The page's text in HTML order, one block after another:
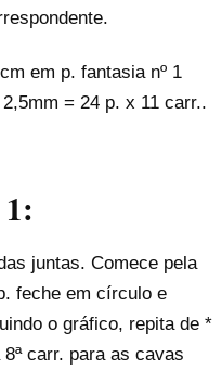
em p. fantasia nº 1
= 24 p. x 11 carr..
juntas. Comece pela
feche em círculo e
o gráfico, repita de *
carr. para as cavas